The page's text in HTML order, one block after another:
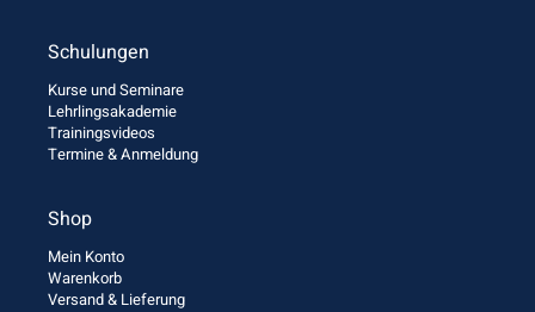
Schulungen
Kurse und Seminare
Lehrlingsakademie
Trainingsvideos
Termine & Anmeldung
Shop
Mein Konto
Warenkorb
Versand & Lieferung